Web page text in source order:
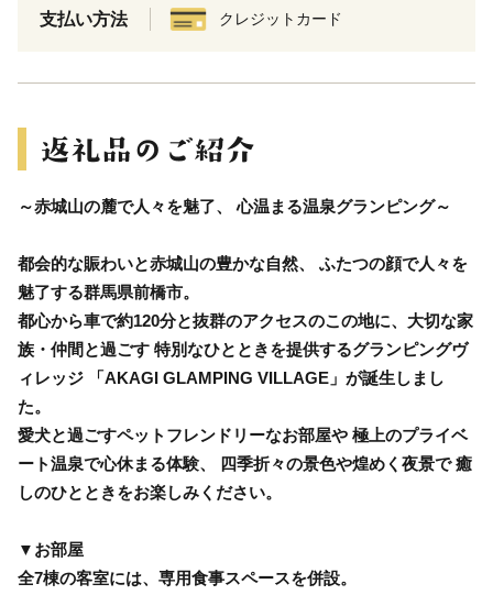
支払い方法 クレジットカード
～赤城山の麓で人々を魅了、 心温まる温泉グランピング～
都会的な賑わいと赤城山の豊かな自然、 ふたつの顔で人々を
魅了する群馬県前橋市。
都心から車で約120分と抜群のアクセスのこの地に、大切な家
族・仲間と過ごす 特別なひとときを提供するグランピングヴ
ィレッジ 「AKAGI GLAMPING VILLAGE」が誕生しまし
た。
愛犬と過ごすペットフレンドリーなお部屋や 極上のプライベ
ート温泉で心休まる体験、 四季折々の景色や煌めく夜景で 癒
しのひとときをお楽しみください。
▼お部屋
全7棟の客室には、専用食事スペースを併設。